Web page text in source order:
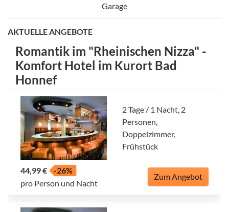
Garage
AKTUELLE ANGEBOTE
Romantik im "Rheinischen Nizza" -
Komfort Hotel im Kurort Bad
Honnef
2 Tage / 1 Nacht, 2
Personen,
Doppelzimmer,
Frühstück
44,99 €
-26%
pro Person und Nacht
Zum Angebot